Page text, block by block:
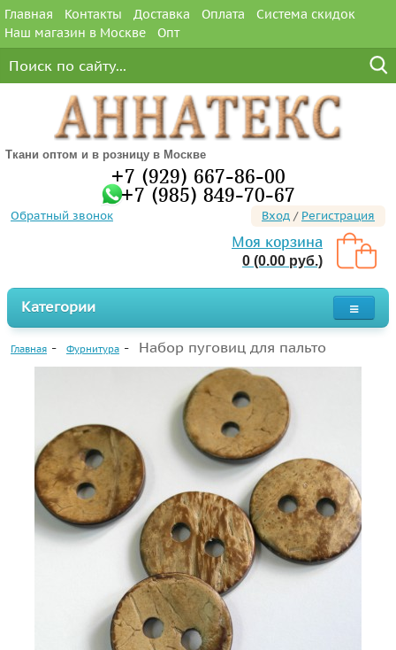
Главная Контакты Доставка Оплата
Система скидок
Наш магазин в Москве
Опт
Ткани оптом и в розницу в Москве
+7 (929) 667-86-00
+7 (985) 849-70-67
Обратный звонок Вход / Регистрация
Моя корзина
0 (0.00 руб.)
Категории
Главная Фурнитура Набор пуговиц для пальто